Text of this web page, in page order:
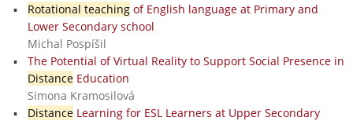
Rotational teachingof English language at Primary and
Lower Secondary school
Michal Pospíšil
The Potential of Virtual Reality to Support Social Presence in
DistanceEducation
Simona Kramosilová
DistanceLearning for ESL Learners at Upper Secondary